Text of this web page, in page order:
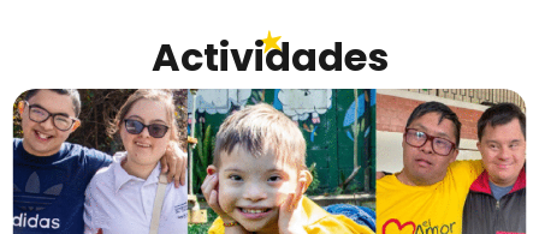
Actividades